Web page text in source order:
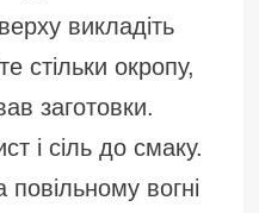
викладіть
стільки окропу,
заготовки.
і сіль до смаку.
повільному вогні